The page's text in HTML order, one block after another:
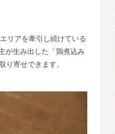
リアを牽引し続けている
が生み出した「鶏煮込み
り寄せできます。